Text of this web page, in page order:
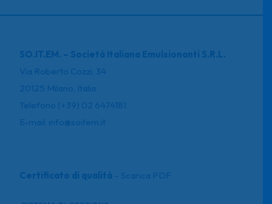
SO.IT.EM. – Società Italiana Emulsionanti S.R.L.
Via Roberto Cozzi, 34
20125 Milano, Italia
Telefono (+39) 02 6474181
E-mail: info@soitem.it
Certificato di qualità – Scarica PDF